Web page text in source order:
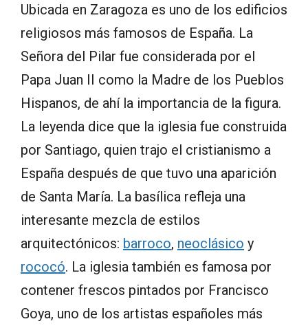
Ubicada en Zaragoza es uno de los edificios
religiosos más famosos de España. La
Señora del Pilar fue considerada por el
Papa Juan II como la Madre de los Pueblos
Hispanos, de ahí la importancia de la figura.
La leyenda dice que la iglesia fue construida
por Santiago, quien trajo el cristianismo a
España después de que tuvo una aparición
de Santa María. La basílica refleja una
interesante mezcla de estilos
arquitectónicos: barroco, neoclásico y
rococó. La iglesia también es famosa por
contener frescos pintados por Francisco
Goya, uno de los artistas españoles más